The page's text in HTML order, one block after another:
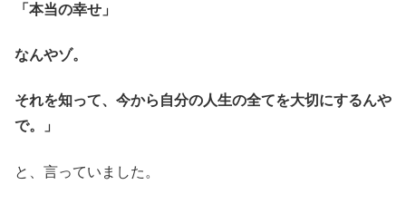
「本当の幸せ」
なんやゾ。
それを知って、今から自分の人生の全てを大切にするんや
で。」
と、言っていました。